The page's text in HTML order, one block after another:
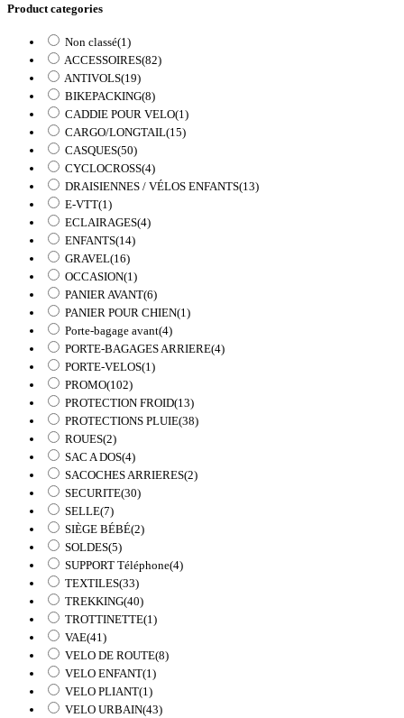
Product categories
Non classé(1)
ACCESSOIRES(82)
ANTIVOLS(19)
BIKEPACKING(8)
CADDIE POUR VELO(1)
CARGO/LONGTAIL(15)
CASQUES(50)
CYCLOCROSS(4)
DRAISIENNES / VÉLOS ENFANTS(13)
E-VTT(1)
ECLAIRAGES(4)
ENFANTS(14)
GRAVEL(16)
OCCASION(1)
PANIER AVANT(6)
PANIER POUR CHIEN(1)
Porte-bagage avant(4)
PORTE-BAGAGES ARRIERE(4)
PORTE-VELOS(1)
PROMO(102)
PROTECTION FROID(13)
PROTECTIONS PLUIE(38)
ROUES(2)
SAC A DOS(4)
SACOCHES ARRIERES(2)
SECURITE(30)
SELLE(7)
SIÈGE BÉBÉ(2)
SOLDES(5)
SUPPORT Téléphone(4)
TEXTILES(33)
TREKKING(40)
TROTTINETTE(1)
VAE(41)
VELO DE ROUTE(8)
VELO ENFANT(1)
VELO PLIANT(1)
VELO URBAIN(43)